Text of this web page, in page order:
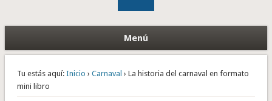
Menú
Tu estás aquí: Inicio › Carnaval › La historia del carnaval en formato
mini libro